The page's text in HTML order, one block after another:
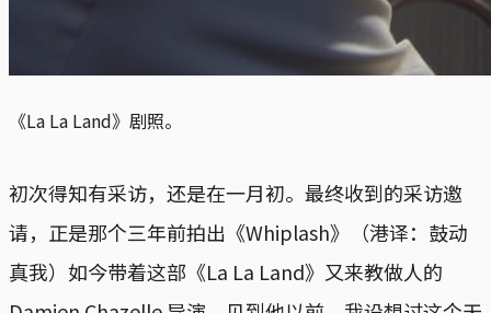
《La La Land》剧照。
初次得知有采访，还是在一月初。最终收到的采访邀
请，正是那个三年前拍出《Whiplash》（港译：鼓动
真我）如今带着这部《La La Land》又来教做人的